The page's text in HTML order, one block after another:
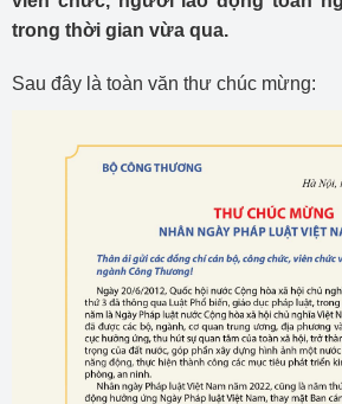
trong thời gian vừa qua.
Sau đây là toàn văn thư chúc mừng: